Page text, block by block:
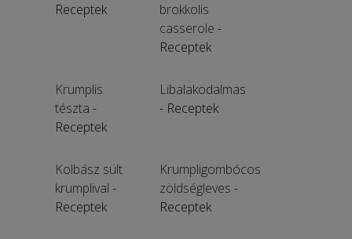
Receptek
brokkolis
casserole -
Receptek
Krumplis
tészta -
Receptek
Libalakodalmas
- Receptek
Kolbász sült
krumplival -
Receptek
Krumpligombócos
zöldségleves -
Receptek